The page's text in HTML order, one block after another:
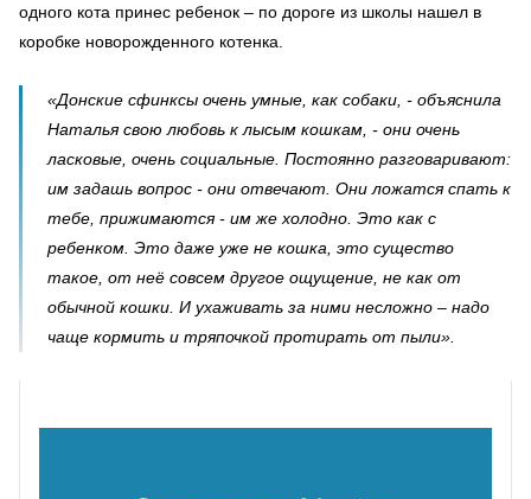
одного кота принес ребенок – по дороге из школы нашел в
коробке новорожденного котенка.
«Донские сфинксы очень умные, как собаки, - объяснила
Наталья свою любовь к лысым кошкам, - они очень
ласковые, очень социальные. Постоянно разговаривают:
им задашь вопрос - они отвечают. Они ложатся спать к
тебе, прижимаются - им же холодно. Это как с
ребенком. Это даже уже не кошка, это существо
такое, от неё совсем другое ощущение, не как от
обычной кошки. И ухаживать за ними несложно – надо
чаще кормить и тряпочкой протирать от пыли».